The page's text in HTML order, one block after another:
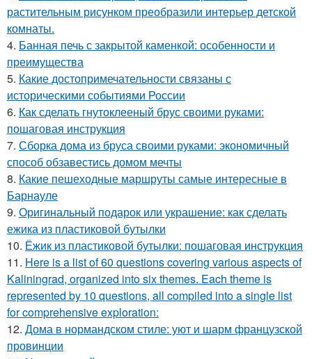
растительным рисунком преобразили интерьер детской
комнаты.
4. Банная печь с закрытой каменкой: особенности и
преимущества
5. Какие достопримечательности связаны с
историческими событиями России
6. Как сделать гнутоклееный брус своими руками:
пошаговая инструкция
7. Сборка дома из бруса своими руками: экономичный
способ обзавестись домом мечты
8. Какие пешеходные маршруты самые интересные в
Барнауле
9. Оригинальный подарок или украшение: как сделать
ежика из пластиковой бутылки
10. Ёжик из пластиковой бутылки: пошаговая инструкция
11. Here is a list of 60 questions covering various aspects of
Kaliningrad, organized into six themes. Each theme is
represented by 10 questions, all compiled into a single list
for comprehensive exploration:
12. Дома в нормандском стиле: уют и шарм французской
провинции